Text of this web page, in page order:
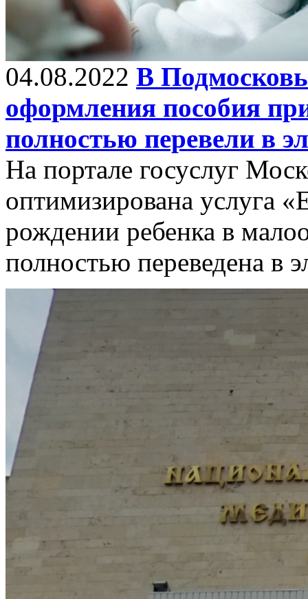
04.08.2022 В
оформления пособия
полностью перевели в
На портале госуслуг
оптимизирована услуга
рождении ребенка в
полностью переведена в